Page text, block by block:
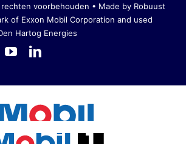
voorbehouden • Made by Robuust
of Exxon Mobil Corporation and used
Hartog Energies